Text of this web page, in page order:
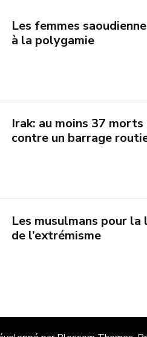
Les femmes
à la polygamie
Irak: au moins 37
contre un barrage
Les musulmans pour
de l’extrémisme